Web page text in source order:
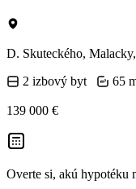
D. Skuteckého,
2 izbový byt
65
139 000 €
Overte si, akú hypotéku